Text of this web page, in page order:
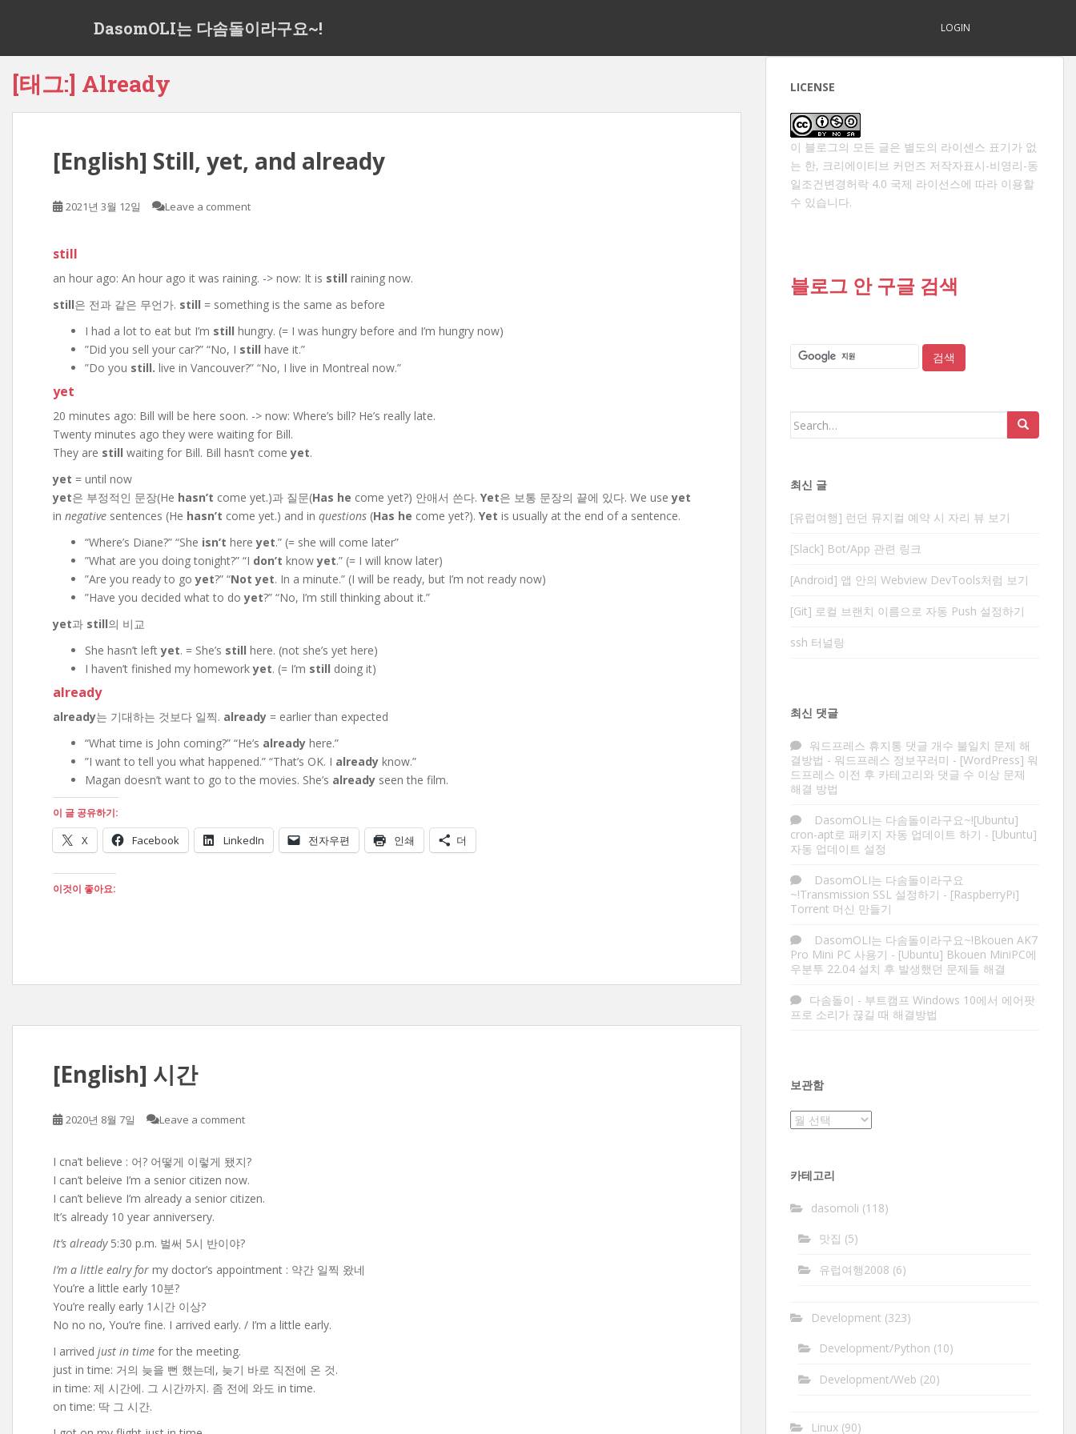
DasomOLI는 다솜돌이라구요~! LOGIN
[태그:] Already
[English] Still, yet, and already
2021년 3월 12일 Leave a comment
still
an hour ago: An hour ago it was raining. -> now: It is still raining now.
still은 전과 같은 무언가. still = something is the same as before
I had a lot to eat but I’m still hungry. (= I was hungry before and I’m hungry now)
”Did you sell your car?” “No, I still have it.”
”Do you still. live in Vancouver?” “No, I live in Montreal now.”
yet
20 minutes ago: Bill will be here soon. -> now: Where’s bill? He’s really late.
Twenty minutes ago they were waiting for Bill.
They are still waiting for Bill. Bill hasn’t comeyet.
yet = until now
yet은 부정적인 문장(He hasn’t come yet.)과 질문(Has he come yet?) 안애서 쓴다. Yet은 보통 문장의 끝에 있다. We useyet
in negative sentences (He hasn’t come yet.) and in questions (Has he come yet?). Yet is usually at the end of a sentence.
“Where’s Diane?” “She isn’t hereyet.” (= she will come later”
”What are you doing tonight?” “I don’t knowyet.” (= I will know later)
”Are you ready to goyet?” “Not yet. In a minute.” (I will be ready, but I’m not ready now)
”Have you decided what to doyet?” “No, I’m still thinking about it.”
yet과 still의 비교
She hasn’t leftyet. = She’s still here. (not she’s yet here)
I haven’t finished my homeworkyet. (= I’m still doing it)
already
already는 기대하는 것보다 일찍. already = earlier than expected
“What time is John coming?” “He’s already here.”
”I want to tell you what happened.” “That’s OK. I already know.”
Magan doesn’t want to go to the movies. She’s already seen the film.
이 글 공유하기:
X Facebook LinkedIn 전자우편 인쇄 더
이것이 좋아요:
[English] 시간
2020년 8월 7일 Leave a comment
I cna’t believe : 어? 어떻게 이렇게 됐지?
I can’t beleive I’m a senior citizen now.
I can’t believe I’m already a senior citizen.
It’s already 10 year anniversery.
It’s already5:30 p.m. 벌써 5시 반이야?
I’m a little ealry for my doctor’s appointment : 약간 일찍 왔네
You’re a little early 10분?
You’re really early 1시간 이상?
No no no, You’re fine. I arrived early. / I’m a little early.
I arrived just in time for the meeting.
just in time: 거의 늦을 뻔 했는데, 늦기 바로 직전에 온 것.
in time: 제 시간에. 그 시간까지. 좀 전에 와도 in time.
on time: 딱 그 시간.
LICENSE
이 블로그의 모든 글은 별도의 라이센스 표기가 없
는 한, 크리에이티브 커먼즈 저작자표시-비영리-동
일조건변경허락 4.0 국제 라이선스에 따라 이용할
수 있습니다.
블로그 안 구글 검색
Search
최신 글
[유럽여행] 런던 뮤지컬 예약 시 자리 뷰 보기
[Slack] Bot/App 관련 링크
[Android] 앱 안의 Webview DevTools처럼 보기
[Git] 로컬 브랜치 이름으로 자동 Push 설정하기
ssh 터널링
최신 댓글
워드프레스 휴지통 댓글 개수 불일치 문제 해
결방법 - 워드프레스 정보꾸러미 - [WordPress] 워
드프레스 이전 후 카테고리와 댓글 수 이상 문제
해결 방법
DasomOLI는 다솜돌이라구요~![Ubuntu]
cron-apt로 패키지 자동 업데이트 하기 - [Ubuntu]
자동 업데이트 설정
DasomOLI는 다솜돌이라구요
~!Transmission SSL 설정하기 - [RaspberryPi]
Torrent 머신 만들기
DasomOLI는 다솜돌이라구요~!Bkouen AK7
Pro Mini PC 사용기 - [Ubuntu] Bkouen MiniPC에
우분투 22.04 설치 후 발생했던 문제들 해결
다솜돌이 - 부트캠프 Windows 10에서 에어팟
프로 소리가 끊길 때 해결방법
보관함
보
카테고리
dasomoli (118)
맛집 (5)
유럽여행2008 (6)
Development (323)
Development/Python (10)
Development/Web (20)
Linux(90)